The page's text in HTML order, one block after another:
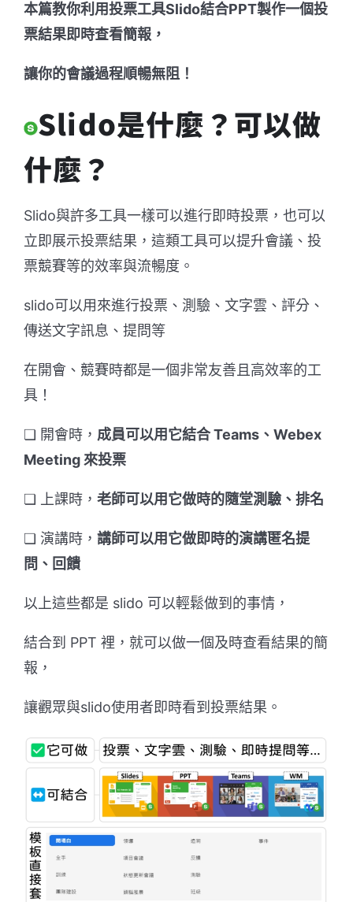
本篇教你利用投票工具Slido結合PPT製作一個投
票結果即時查看簡報，
讓你的會議過程順暢無阻！
Slido是什麼？可以做
什麼？
Slido與許多工具一樣可以進行即時投票，也可以
立即展示投票結果，這類工具可以提升會議、投
票競賽等的效率與流暢度。
slido可以用來進行投票、測驗、文字雲、評分、
傳送文字訊息、提問等
在開會、競賽時都是一個非常友善且高效率的工
具！
❏ 開會時， 成員可以用它結合 Teams、Webex
Meeting 來投票
❏ 上課時， 老師可以用它做時的隨堂測驗、排名
❏ 演講時， 講師可以用它做即時的演講匿名提
問、回饋
以上這些都是 slido 可以輕鬆做到的事情，
結合到 PPT 裡，就可以做一個及時查看結果的簡
報，
讓觀眾與slido使用者即時看到投票結果。